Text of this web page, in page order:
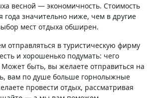
весной — экономичность. Стоимость
года значительно ниже, чем в другие
мест отдыха обширен.
отправляться в туристическую фирму
и хорошенько подумать: чего
Может быть, вы желаете отправиться на
вам по душе больше горнолыжные
провести отдых, рассматривая